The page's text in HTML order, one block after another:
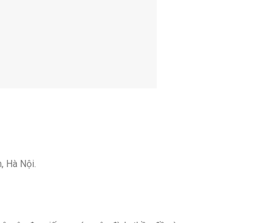
Hà Nội.